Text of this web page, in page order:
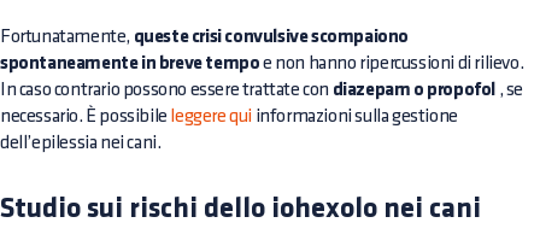
Fortunatamente, queste crisi convulsive scompaiono
spontaneamente in breve tempo e non hanno ripercussioni di rilievo.
In caso contrario possono essere trattate con diazepam o propofol , se
necessario. È possibile leggere qui informazioni sulla gestione
dell’epilessia nei cani.
Studio sui rischi dello iohexolo nei cani